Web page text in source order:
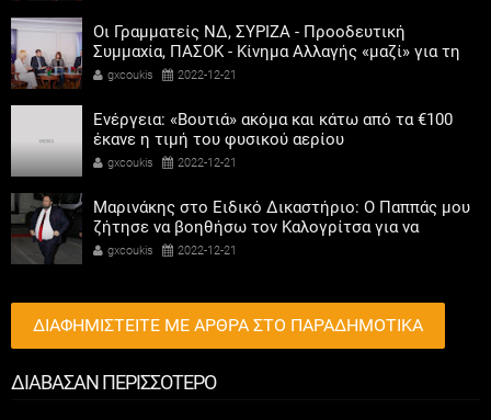
Οι Γραμματείς ΝΔ, ΣΥΡΙΖΑ - Προοδευτική
Συμμαχία, ΠΑΣΟΚ - Κίνημα Αλλαγής «μαζί» για τη
συμμετοχή των γυναικών στην πολιτική
gxcoukis 2022-12-21
Ενέργεια: «Βουτιά» ακόμα και κάτω από τα €100
έκανε η τιμή του φυσικού αερίου
gxcoukis 2022-12-21
Μαρινάκης στο Ειδικό Δικαστήριο: Ο Παππάς μου
ζήτησε να βοηθήσω τον Καλογρίτσα για να
αποκτήσει σταθμό ο ΣΥΡΙΖΑ
gxcoukis 2022-12-21
ΔΙΑΦΗΜΙΣΤΕΙΤΕ ΜΕ ΑΡΘΡΑ ΣΤΟ ΠΑΡΑΔΗΜΟΤΙΚΑ
ΔΙΑΒΑΣΑΝ ΠΕΡΙΣΣΟΤΕΡΟ